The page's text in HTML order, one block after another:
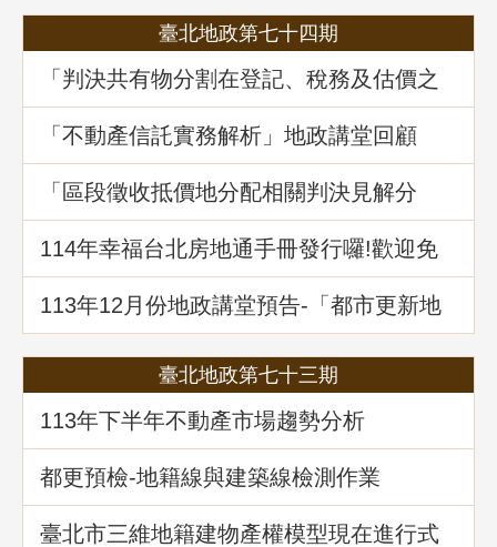
臺北地政第七十四期
「判決共有物分割在登記、稅務及估價之
爭議問題」地政講堂回顧
「不動產信託實務解析」地政講堂回顧
「區段徵收抵價地分配相關判決見解分
析」地政講堂回顧
114年幸福台北房地通手冊發行囉!歡迎免
費索取!
113年12月份地政講堂預告-「都市更新地
籍整理全攻略」
臺北地政第七十三期
113年下半年不動產市場趨勢分析
都更預檢-地籍線與建築線檢測作業
臺北市三維地籍建物產權模型現在進行式